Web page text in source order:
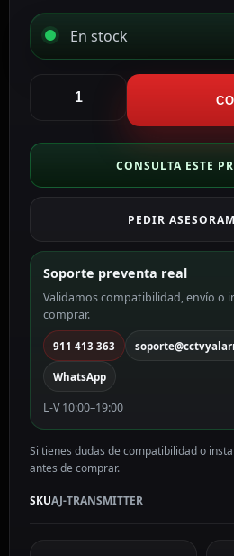
En stock
Transmisor
radio
2
AJ-
cantidad
CONSULTA ESTE
PEDIR
Soporte preventa real
Validamos compatibilidad, envío o
comprar.
911 413 363
WhatsApp
L-V 10:00–19:00
Si tienes dudas de compatibilidad o
antes de comprar.
SKUAJ-TRANSMITTER